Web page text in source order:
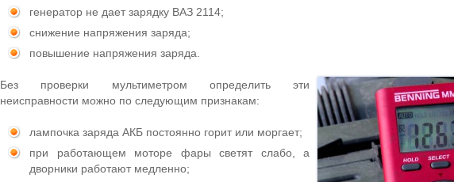
генератор не дает зарядку ВАЗ 2114;
снижение напряжения заряда;
повышение напряжения заряда.
Без проверки мультиметром определить эти
неисправности можно по следующим признакам:
лампочка заряда АКБ постоянно горит или моргает;
при работающем моторе фары светят слабо, а
дворники работают медленно;